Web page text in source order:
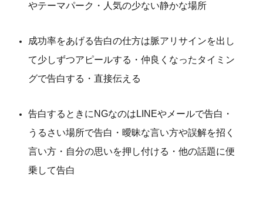
やテーマパーク・人気の少ない静かな場所
成功率をあげる告白の仕方は脈アリサインを出し
て少しずつアピールする・仲良くなったタイミン
グで告白する・直接伝える
告白するときにNGなのはLINEやメールで告白・
うるさい場所で告白・曖昧な言い方や誤解を招く
言い方・自分の思いを押し付ける・他の話題に便
乗して告白